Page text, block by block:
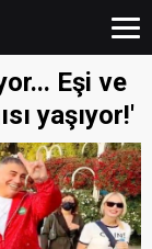
Eşi ve
yaşıyor!'